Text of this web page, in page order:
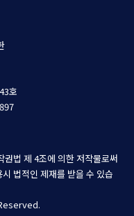
호
권법 제 4조에 의한 저작물로써
법적인 제재를 받을 수 있습